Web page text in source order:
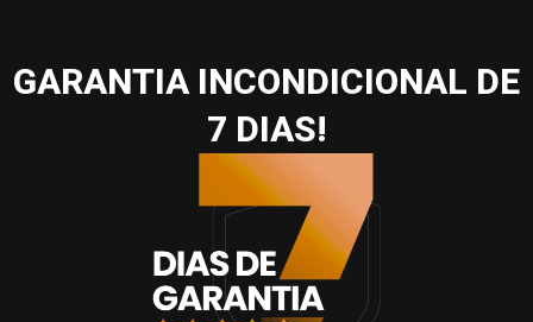
GARANTIA INCONDICIONAL DE
7 DIAS!